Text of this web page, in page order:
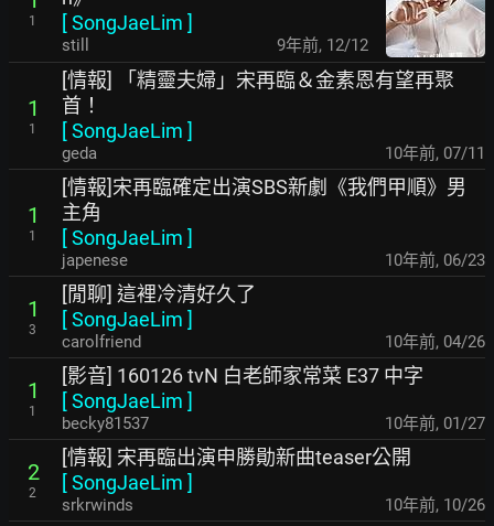
1
[SongJaeLim ]
still 9年前, 12/12
1
1
[情報] 「精靈夫婦」宋再臨＆金素恩有望再聚
首！
[SongJaeLim ]
geda 10年前, 07/11
1
1
[情報]宋再臨確定出演SBS新劇《我們甲順》男
主角
[SongJaeLim ]
japenese 10年前, 06/23
1
3
[閒聊] 這裡冷清好久了
[SongJaeLim ]
carolfriend 10年前, 04/26
1
1
[影音] 160126 tvN 白老師家常菜 E37 中字
[SongJaeLim ]
becky81537 10年前, 01/27
2
2
[情報] 宋再臨出演申勝勛新曲teaser公開
[SongJaeLim ]
srkrwinds 10年前, 10/26